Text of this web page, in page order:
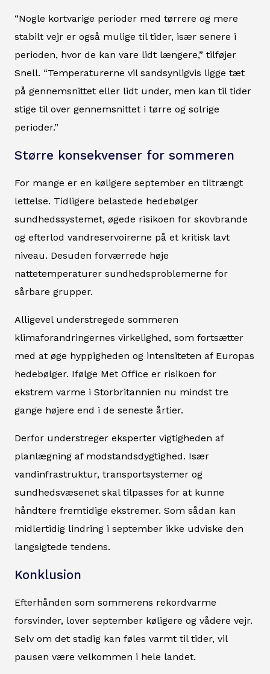
“Nogle kortvarige perioder med tørrere og mere
stabilt vejr er også mulige til tider, især senere i
perioden, hvor de kan vare lidt længere,” tilføjer
Snell. “Temperaturerne vil sandsynligvis ligge tæt
på gennemsnittet eller lidt under, men kan til tider
stige til over gennemsnittet i tørre og solrige
perioder.”
Større konsekvenser for sommeren
For mange er en køligere september en tiltrængt
lettelse. Tidligere belastede hedebølger
sundhedssystemet, øgede risikoen for skovbrande
og efterlod vandreservoirerne på et kritisk lavt
niveau. Desuden forværrede høje
nattetemperaturer sundhedsproblemerne for
sårbare grupper.
Alligevel understregede sommeren
klimaforandringernes virkelighed, som fortsætter
med at øge hyppigheden og intensiteten af Europas
hedebølger. Ifølge Met Office er risikoen for
ekstrem varme i Storbritannien nu mindst tre
gange højere end i de seneste årtier.
Derfor understreger eksperter vigtigheden af
planlægning af modstandsdygtighed. Især
vandinfrastruktur, transportsystemer og
sundhedsvæsenet skal tilpasses for at kunne
håndtere fremtidige ekstremer. Som sådan kan
midlertidig lindring i september ikke udviske den
langsigtede tendens.
Konklusion
Efterhånden som sommerens rekordvarme
forsvinder, lover september køligere og vådere vejr.
Selv om det stadig kan føles varmt til tider, vil
pausen være velkommen i hele landet.